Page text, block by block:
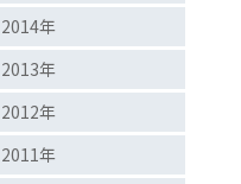
2014年
2013年
2012年
2011年